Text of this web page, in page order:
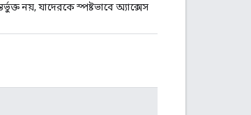
নয়, যাদেরকে স্পষ্টভাবে অ্যাক্সেস